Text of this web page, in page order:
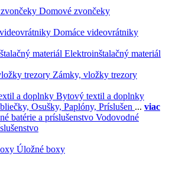
Domové zvončeky
Domáce videovrátniky
Elektroinštalačný materiál
Zámky, vložky trezory
Bytový textil a doplnky
Osušky, Paplóny, Príslušen ... viac
Vodovodné
Úložné boxy